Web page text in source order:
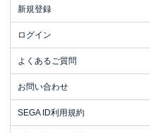
新規登録
ログイン
よくあるご質問
お問い合わせ
SEGA ID利用規約